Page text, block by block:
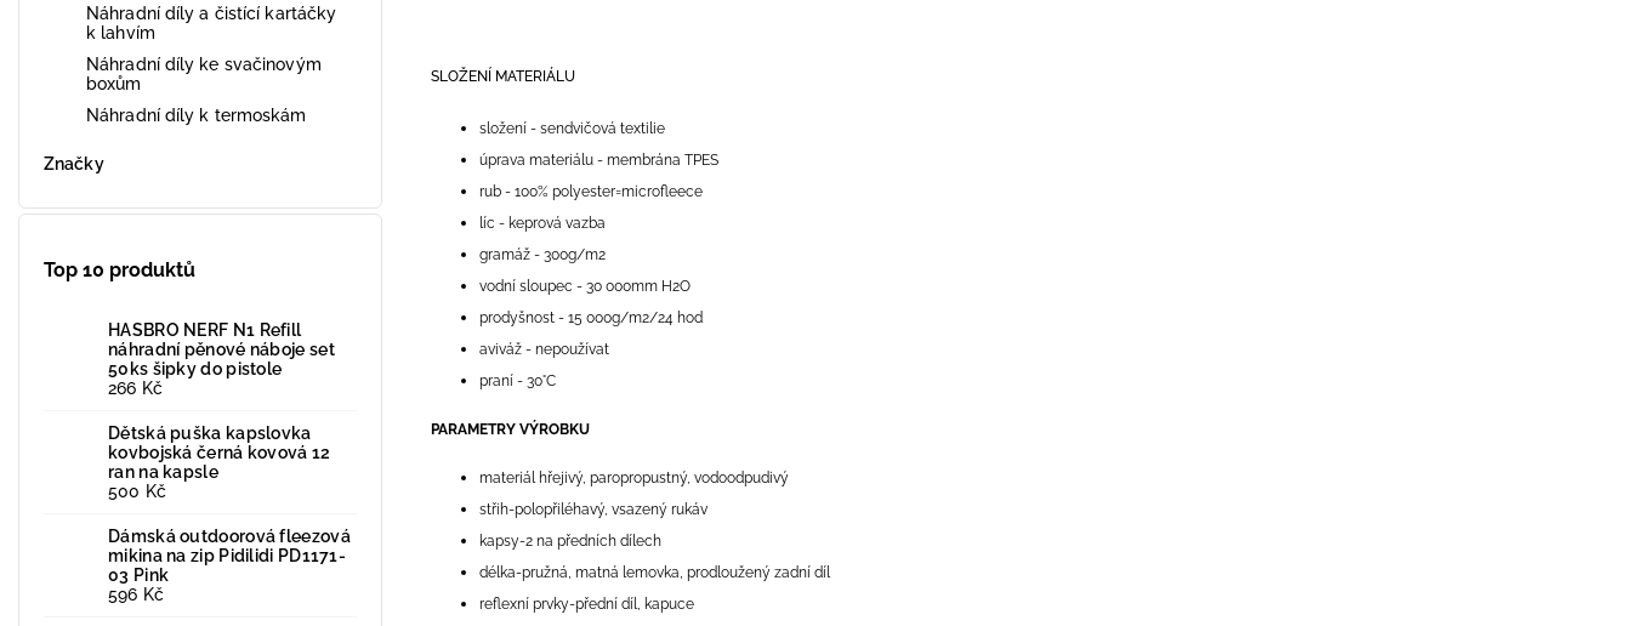
Náhradní díly a čistící kartáčky
k lahvím
Náhradní díly ke svačinovým
boxům
Náhradní díly k termoskám
Značky
Top 10 produktů
HASBRO NERF N1 Refill
náhradní pěnové náboje set
50ks šipky do pistole
266 Kč
Dětská puška kapslovka
kovbojská černá kovová 12
ran na kapsle
500 Kč
Dámská outdoorová fleezová
mikina na zip Pidilidi PD1171-
03 Pink
596 Kč
SLOŽENÍ MATERIÁLU
složení - sendvičová textilie
úprava materiálu - membrána TPES
rub - 100% polyester=microfleece
líc - keprová vazba
gramáž - 300g/m2
vodní sloupec - 30 000mm H2O
prodyšnost - 15 000g/m2/24 hod
aviváž - nepoužívat
praní - 30°C
PARAMETRY VÝROBKU
materiál hřejivý, paropropustný, vodoodpudivý
střih-polopřiléhavý, vsazený rukáv
kapsy-2 na předních dílech
délka-pružná, matná lemovka, prodloužený zadní díl
reflexní prvky-přední díl, kapuce